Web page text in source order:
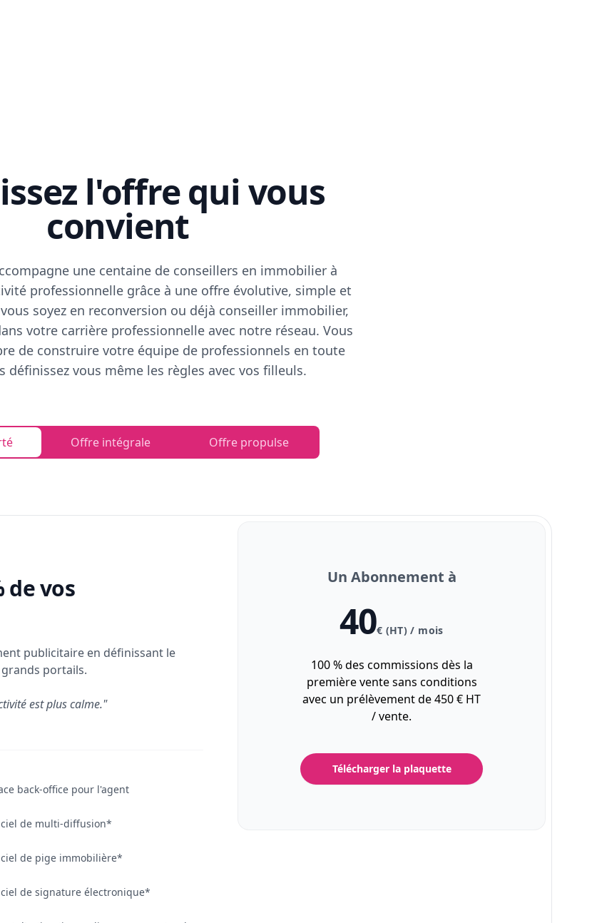
l'offre qui vous
convient
une centaine de conseillers en immobilier à
professionnelle grâce à une offre évolutive, simple et
soyez en reconversion ou déjà conseiller immobilier,
votre carrière professionnelle avec notre réseau. Vous
de construire votre équipe de professionnels en toute
définissez vous même les règles avec vos filleuls.
Offre intégrale Offre propulse
de vos
publicitaire en définissant le
portails.
est plus calme."
back-office pour l'agent
de multi-diffusion*
de pige immobilière*
de signature électronique*
Un Abonnement à
40€ (HT) / mois
100 % des commissions dès la
première vente sans conditions
avec un prélèvement de 450 € HT
/ vente.
Télécharger la plaquette